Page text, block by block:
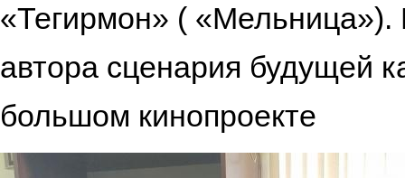
«Тегирмон» (
автора сценария будущей
большом кинопроекте